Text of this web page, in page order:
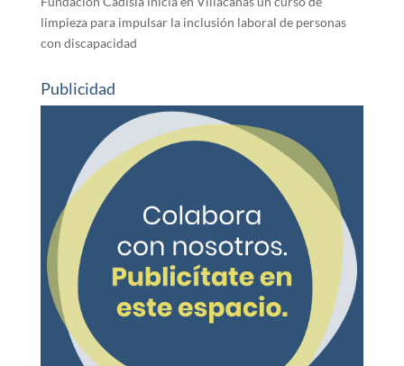
limpieza para impulsar la inclusión laboral de personas
con discapacidad
Publicidad